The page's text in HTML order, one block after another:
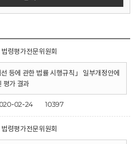
법령평가전문위원회
선 등에 관한 법률 시행규칙」 일부개정안에
평가 결과
02-24 10397
법령평가전문위원회